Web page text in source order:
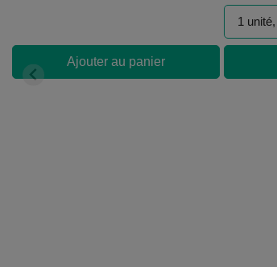
Ajouter au panier